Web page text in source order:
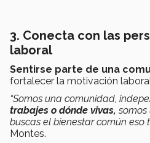
3. Conecta con las
laboral
Sentirse parte de una
fortalecer la motivación
“Somos una comunidad,
trabajes o dónde vivas,
buscas el bienestar común eso
Montes.